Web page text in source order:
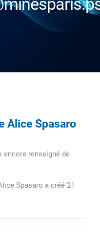
Alice Spasaro
encore renseigné de
Spasaro a créé 21